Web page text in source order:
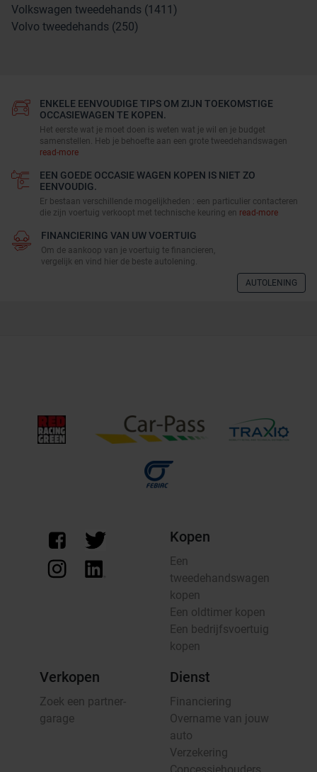
Volkswagen tweedehands (1411)
Volvo tweedehands (250)
ENKELE EENVOUDIGE TIPS OM ZIJN TOEKOMSTIGE
OCCASIEWAGEN TE KOPEN.
Het eerste wat je moet doen is weten wat je wil en je budget
samenstellen. Heb je behoefte aan een grote tweedehandswagen
read-more
EEN GOEDE OCCASIE WAGEN KOPEN IS NIET ZO
EENVOUDIG.
Er bestaan verschillende mogelijkheden : een particulier contacteren
die zijn voertuig verkoopt met technische keuring en read-more
FINANCIERING VAN UW VOERTUIG
Om de aankoop van je voertuig te financieren,
vergelijk en vind hier de beste autolening.
AUTOLENING
Kopen
Een
tweedehandswagen
kopen
Een oldtimer kopen
Een bedrijfsvoertuig
kopen
Verkopen
Zoek een partner-
garage
Dienst
Financiering
Overname van jouw
auto
Verzekering